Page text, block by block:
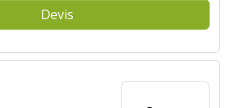
Devis